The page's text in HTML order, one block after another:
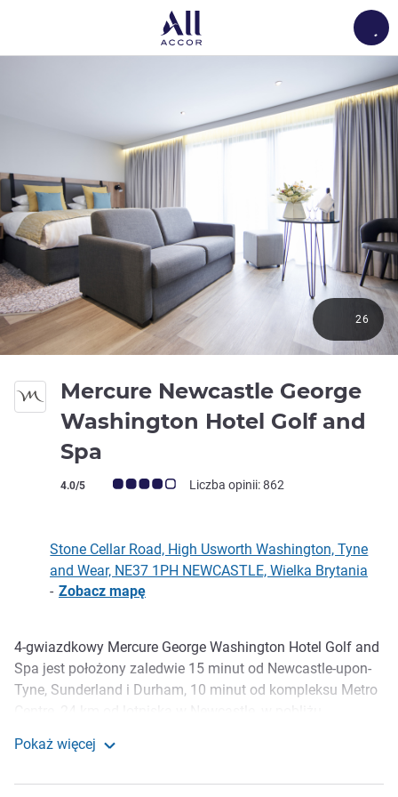
Mercure Newcastle George
Washington Hotel Golf and
Spa
Ocena klientów (Ocena ALL)
4.0/5 Liczba opinii: 862
26
Stone Cellar Road, High Usworth Washington, Tyne
and Wear, NE37 1PH NEWCASTLE, Wielka Brytania
- Zobacz mapę
Opis
4-gwiazdkowy Mercure George Washington Hotel Golf and
Spa jest położony zaledwie 15 minut od Newcastle-upon-
Tyne, Sunderland i Durham, 10 minut od kompleksu Metro
jest profesjonalne pole golfowe z 18 dołkami, a także
Pokaż więcej